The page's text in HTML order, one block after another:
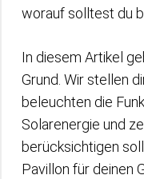
worauf solltest du
In diesem Artikel
Grund. Wir stellen
beleuchten die
Solarenergie und
berücksichtigen
Pavillon für deinen